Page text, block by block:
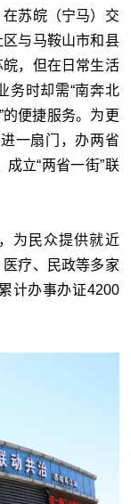
苏皖（宁马）交
与马鞍山市和县
，但在日常生活
务时却需“南奔北
的便捷服务。为更
一扇门，办两省
立“两省一街”联
为民众提供就近
疗、民政等多家
计办事办证4200